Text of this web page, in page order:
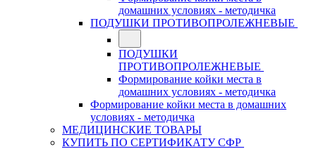
домашних условиях - методичка
ПОДУШКИ ПРОТИВОПРОЛЕЖНЕВЫЕ
ПОДУШКИ
ПРОТИВОПРОЛЕЖНЕВЫЕ
Формирование койки места в
домашних условиях - методичка
Формирование койки места в домашних
условиях - методичка
МЕДИЦИНСКИЕ ТОВАРЫ
КУПИТЬ ПО СЕРТИФИКАТУ СФР